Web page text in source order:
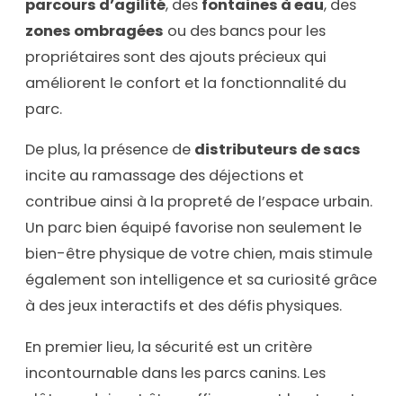
parcours d’agilité, des fontaines à eau, des
zones ombragées ou des bancs pour les
propriétaires sont des ajouts précieux qui
améliorent le confort et la fonctionnalité du
parc.
De plus, la présence de distributeurs de sacs
incite au ramassage des déjections et
contribue ainsi à la propreté de l’espace urbain.
Un parc bien équipé favorise non seulement le
bien-être physique de votre chien, mais stimule
également son intelligence et sa curiosité grâce
à des jeux interactifs et des défis physiques.
En premier lieu, la sécurité est un critère
incontournable dans les parcs canins. Les